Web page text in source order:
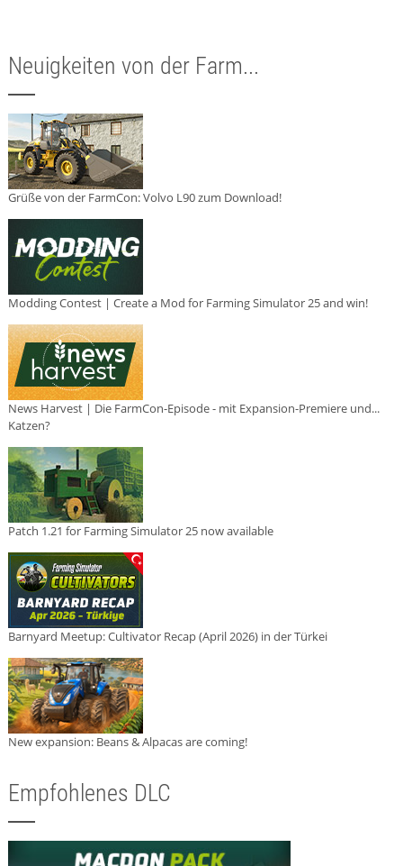
Neuigkeiten von der Farm...
Grüße von der FarmCon: Volvo L90 zum Download!
Modding Contest | Create a Mod for Farming Simulator 25 and win!
News Harvest | Die FarmCon-Episode - mit Expansion-Premiere und...
Katzen?
Patch 1.21 for Farming Simulator 25 now available
Barnyard Meetup: Cultivator Recap (April 2026) in der Türkei
New expansion: Beans & Alpacas are coming!
Empfohlenes DLC